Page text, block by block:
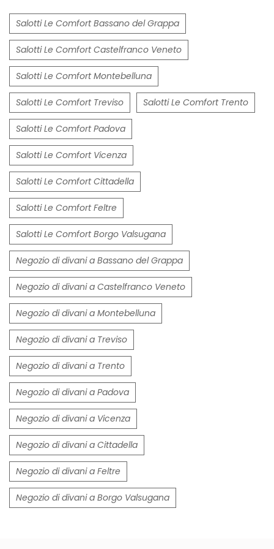
Salotti Le Comfort Bassano del Grappa
Salotti Le Comfort Castelfranco Veneto
Salotti Le Comfort Montebelluna
Salotti Le Comfort Treviso Salotti Le Comfort Trento
Salotti Le Comfort Padova
Salotti Le Comfort Vicenza
Salotti Le Comfort Cittadella
Salotti Le Comfort Feltre
Salotti Le Comfort Borgo Valsugana
Negozio di divani a Bassano del Grappa
Negozio di divani a Castelfranco Veneto
Negozio di divani a Montebelluna
Negozio di divani a Treviso
Negozio di divani a Trento
Negozio di divani a Padova
Negozio di divani a Vicenza
Negozio di divani a Cittadella
Negozio di divani a Feltre
Negozio di divani a Borgo Valsugana